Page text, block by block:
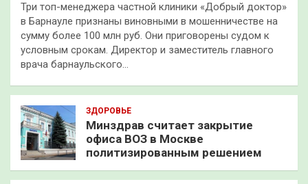
Три топ-менеджера частной клиники «Добрый доктор»
в Барнауле признаны виновными в мошенничестве на
сумму более 100 млн руб. Они приговорены судом к
условным срокам. Директор и заместитель главного
врача барнаульского…
ЗДОРОВЬЕ
Минздрав считает закрытие
офиса ВОЗ в Москве
политизированным решением